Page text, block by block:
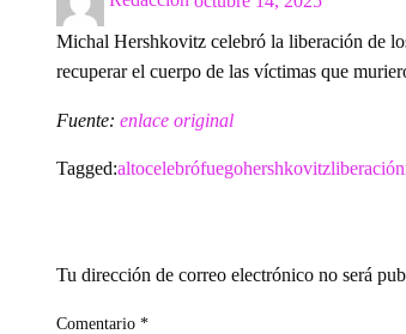
Michal Hershkovitz celebró la liberación de
recuperar el cuerpo de las víctimas que
Fuente: enlace original
Tagged:altocelebrófuegohershkovitzliberación
Tu dirección de correo electrónico no será
Comentario *